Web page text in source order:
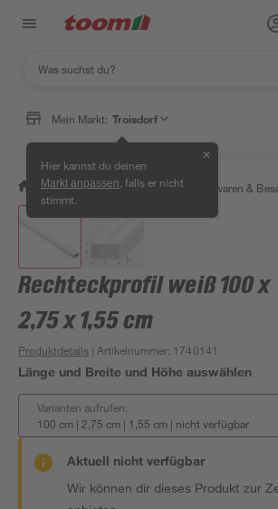
Mein Markt: Troisdorf
Hier kannst du deinen
Markt anpassen , falls er nicht
stimmt.
✕
/ Werkstatt & Maschinen / Eisenwaren &
Rechteckprofil weiß 100 x
2,75 x 1,55 cm
Produktdetails | Artikelnummer: 1740141
Länge und Breite und Höhe auswählen
Varianten aufrufen:
100 cm | 2,75 cm | 1,55 cm | nicht verfügbar
Aktuell nicht verfügbar
Wir können dir dieses Produkt zur